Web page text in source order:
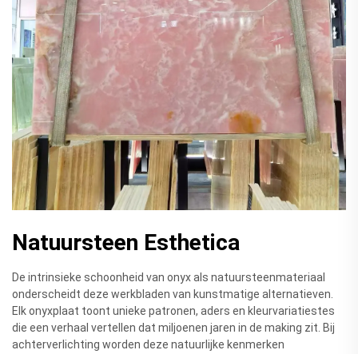
Natuursteen Esthetica
De intrinsieke schoonheid van onyx als natuursteenmateriaal
onderscheidt deze werkbladen van kunstmatige alternatieven.
Elk onyxplaat toont unieke patronen, aders en kleurvariatiestes
die een verhaal vertellen dat miljoenen jaren in de making zit. Bij
achterverlichting worden deze natuurlijke kenmerken